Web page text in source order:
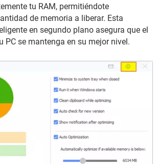
tu RAM, permitiéndote
de memoria a liberar. Esta
en segundo plano asegura que el
PC se mantenga en su mejor nivel.